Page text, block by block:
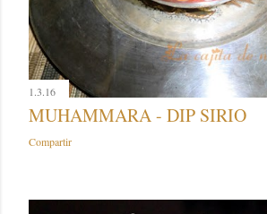
1.3.16
MUHAMMARA - DIP SIRIO
Compartir